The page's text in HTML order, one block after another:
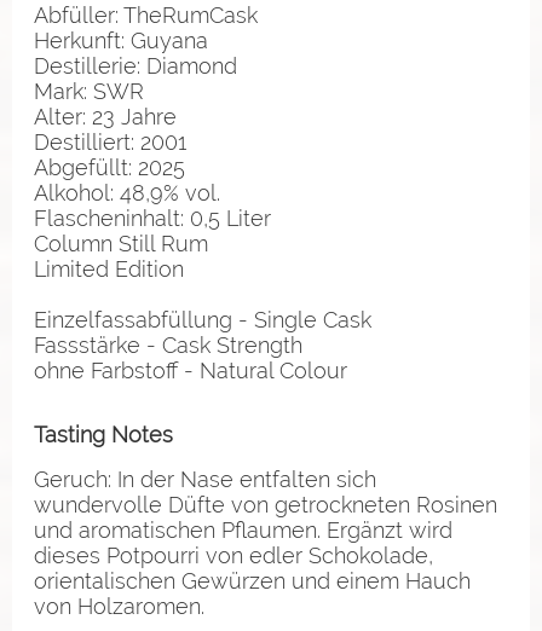
Abfüller: TheRumCask
Herkunft: Guyana
Destillerie: Diamond
Mark: SWR
Alter: 23 Jahre
Destilliert: 2001
Abgefüllt: 2025
Alkohol: 48,9% vol.
Flascheninhalt: 0,5 Liter
Column Still Rum
Limited Edition
Einzelfassabfüllung - Single Cask
Fassstärke - Cask Strength
ohne Farbstoff - Natural Colour
Tasting Notes
Geruch: In der Nase entfalten sich
wundervolle Düfte von getrockneten Rosinen
und aromatischen Pflaumen. Ergänzt wird
dieses Potpourri von edler Schokolade,
orientalischen Gewürzen und einem Hauch
von Holzaromen.